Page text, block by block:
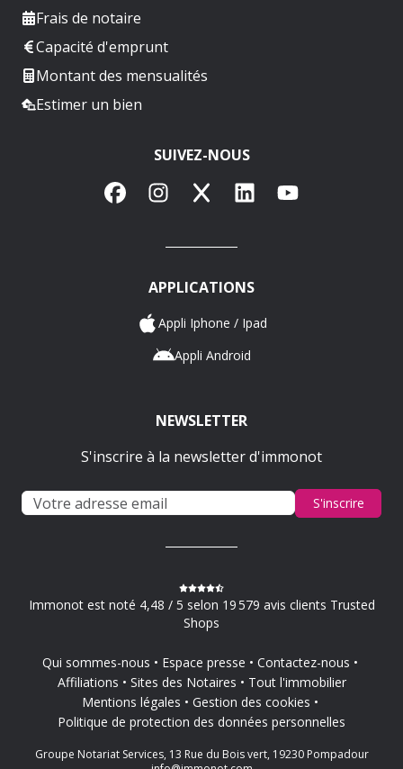
Frais de notaire
Capacité d'emprunt
Montant des mensualités
Estimer un bien
SUIVEZ-NOUS
FacebookInstagram
X LinkedInYouTube
APPLICATIONS
Appli Iphone / Ipad
Appli Android
NEWSLETTER
S'inscrire à la newsletter d'immonot
S'inscrire
Immonot est noté 4,48 / 5 selon 19 579 avis clients Trusted
Shops
Qui sommes-nous Espace presse
Contactez-nous
Affiliations
Sites des Notaires
Tout l'immobilier
Mentions légales
Gestion des cookies
Politique de protection des données personnelles
Groupe Notariat Services, 13 Rue du Bois vert, 19230 Pompadour